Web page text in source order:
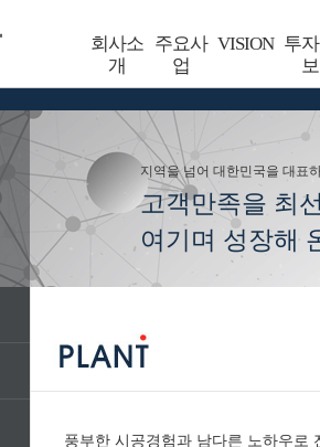
회사소
개
주요사
업
VISION 투
보
지역을 넘어 대한민국을 대표
고객만족을 최
여기며 성장해
풍부한 시공경험과 남다른 노하우로